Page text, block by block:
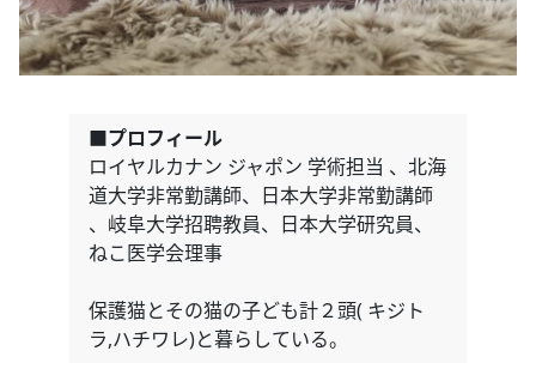
■プロフィール
ロイヤルカナン ジャポン 学術担当 、北海
道大学非常勤講師、日本大学非常勤講師
、岐阜大学招聘教員、日本大学研究員、
ねこ医学会理事
保護猫とその猫の子ども計２頭( キジト
ラ,ハチワレ)と暮らしている。